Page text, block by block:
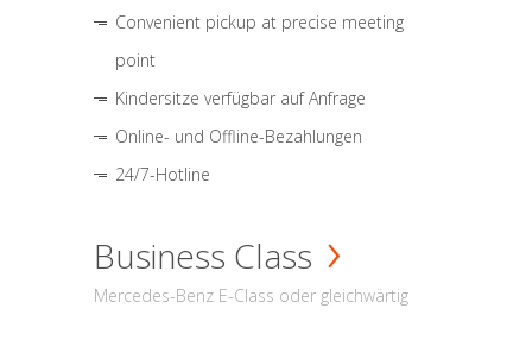
Convenient pickup at precise meeting
point
Kindersitze verfügbar auf Anfrage
Online- und Offline-Bezahlungen
24/7-Hotline
Business Class
Mercedes-Benz E-Class oder gleichwärtig